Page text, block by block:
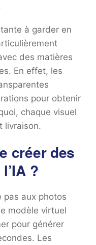
à garder en
des matières
En effet, les
pour obtenir
chaque visuel
livraison.
créer des
?
pas aux photos
modèle virtuel
pour générer
Les